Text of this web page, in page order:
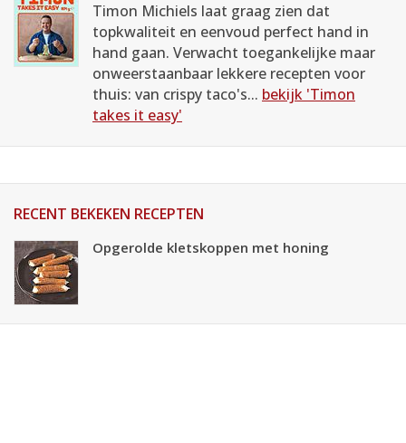
Timon Michiels laat graag zien dat
topkwaliteit en eenvoud perfect hand in
hand gaan. Verwacht toegankelijke maar
onweerstaanbaar lekkere recepten voor
thuis: van crispy taco's... bekijk 'Timon
takes it easy'
RECENT BEKEKEN RECEPTEN
Opgerolde kletskoppen met honing